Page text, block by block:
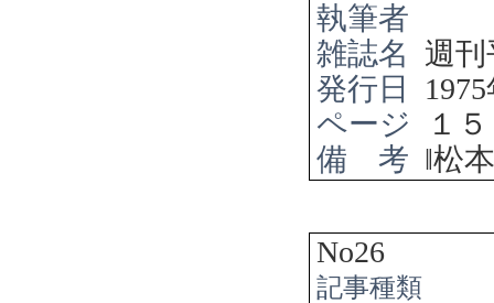
執筆者
雑誌名
週刊
発行日
1975
ページ
１
備 考 ‖松
No26
記事種類